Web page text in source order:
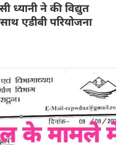
ध्यानी ने की विद्युत
एडीबी परियोजना